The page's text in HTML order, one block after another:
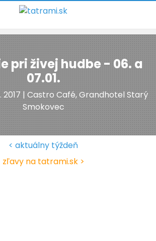
pri živej hudbe - 06. a
07.01.
2017 | Castro Café, Grandhotel Starý
Smokovec
< aktuálny týždeň
zľavy na tatrami.sk >